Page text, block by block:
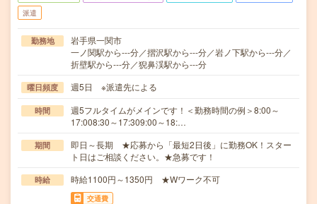
派遣
勤務地
岩手県一関市
一ノ関駅から---分／摺沢駅から---分／岩ノ下駅から---分／
折壁駅から---分／猊鼻渓駅から---分
曜日頻度 週5日 ※派遣先による
時間
週5フルタイムがメインです！＜勤務時間の例＞8:00～
17:008:30～17:309:00～18:…
期間
即日～長期 ★応募から「最短2日後」に勤務OK！スター
ト日はご相談ください。★急募です！
時給 時給1100円～1350円 ★Wワーク不可
交通費